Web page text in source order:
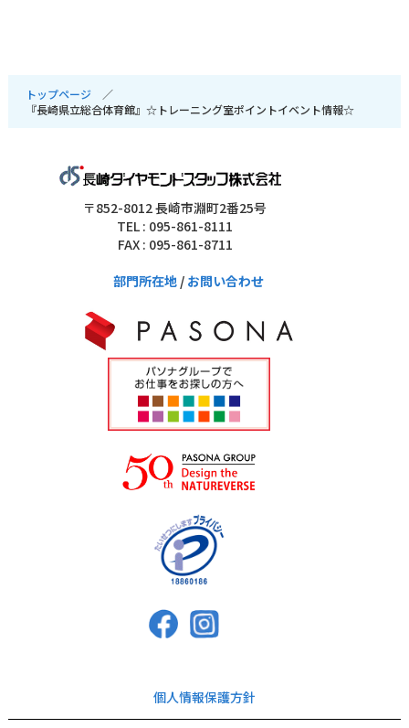
トップページ
『長崎県立総合体育館』☆トレーニング室ポイントイベント情報☆
〒852-8012 長崎市淵町2番25号
TEL : 095-861-8111
FAX : 095-861-8711
部門所在地 / お問い合わせ
個人情報保護方針